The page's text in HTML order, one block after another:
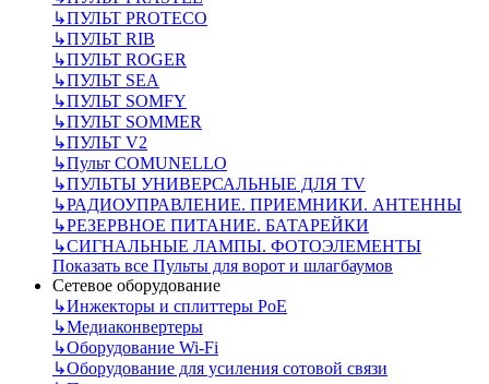
↳ПУЛЬТ PROTECO
↳ПУЛЬТ RIB
↳ПУЛЬТ ROGER
↳ПУЛЬТ SEA
↳ПУЛЬТ SOMFY
↳ПУЛЬТ SOMMER
↳ПУЛЬТ V2
↳Пульт СOMUNELLO
↳ПУЛЬТЫ УНИВЕРСАЛЬНЫЕ ДЛЯ TV
↳РАДИОУПРАВЛЕНИЕ. ПРИЕМНИКИ. АНТЕННЫ
↳РЕЗЕРВНОЕ ПИТАНИЕ. БАТАРЕЙКИ
↳СИГНАЛЬНЫЕ ЛАМПЫ. ФОТОЭЛЕМЕНТЫ
Показать все Пульты для ворот и шлагбаумов
Сетевое оборудование
↳Инжекторы и сплиттеры РоЕ
↳Медиаконвертеры
↳Оборудование Wi-Fi
↳Оборудование для усиления сотовой связи